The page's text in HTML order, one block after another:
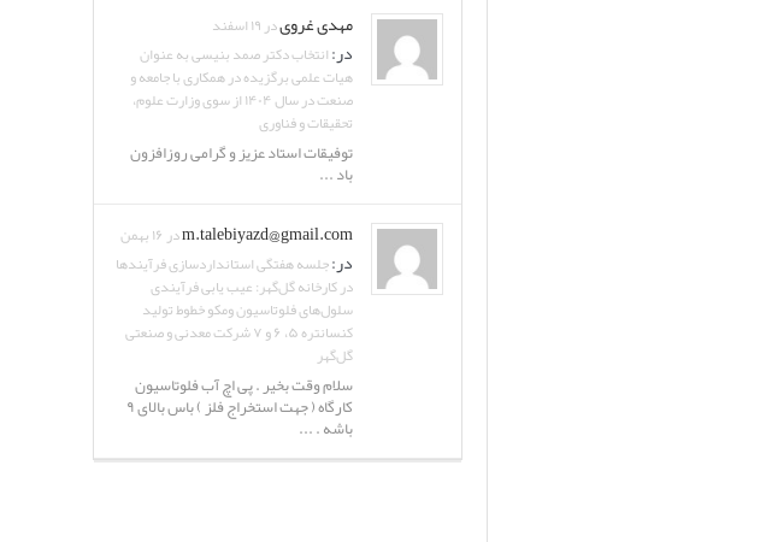
مهدی غرویدر ۱۹ اسفند
در:انتخاب دکتر صمد بنیسی به عنوان
هیات علمی برگزیده در همکاری با جامعه و
صنعت در سال ۱۴۰۴ از سوی وزارت علوم،
تحقیقات و فناوری
توفیقات استاد عزیز و گرامی روزافزون
باد ...
m.talebiyazd@gmail.comدر ۱۶ بهمن
در:جلسه هفتگی استانداردسازی فرآیندها
در کارخانه گل‌گهر: عیب یابی فرآیندی
سلول‌های فلوتاسیون ومکو خطوط تولید
کنسانتره ۵، ۶ و ۷ شرکت معدنی و صنعتی
گل‌گهر
سلام وقت بخیر . پی اچ آب فلوتاسیون
کارگاه ( جهت استخراج فلز ) باس بالای ۹
باشه . ...